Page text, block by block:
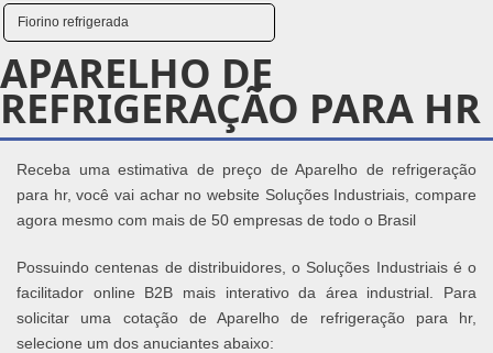
Fiorino refrigerada
APARELHO DE
REFRIGERAÇÃO PARA HR
Receba uma estimativa de preço de Aparelho de refrigeração
para hr, você vai achar no website Soluções Industriais, compare
agora mesmo com mais de 50 empresas de todo o Brasil
Possuindo centenas de distribuidores, o Soluções Industriais é o
facilitador online B2B mais interativo da área industrial. Para
solicitar uma cotação de Aparelho de refrigeração para hr,
selecione um dos anuciantes abaixo: